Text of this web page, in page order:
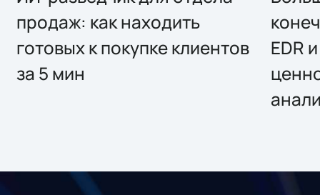
продаж: как находить
готовых к покупке клиентов
за 5 мин
EDR